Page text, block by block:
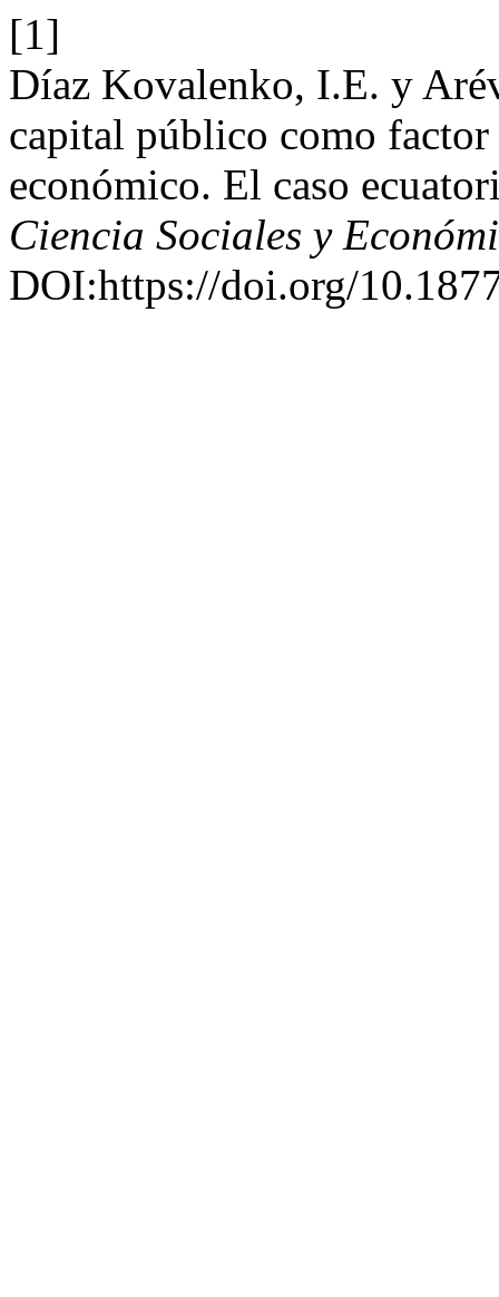
[1]
Díaz Kovalenko, I.E. y
capital público como
económico. El caso
Ciencia Sociales y
DOI:https://doi.org/